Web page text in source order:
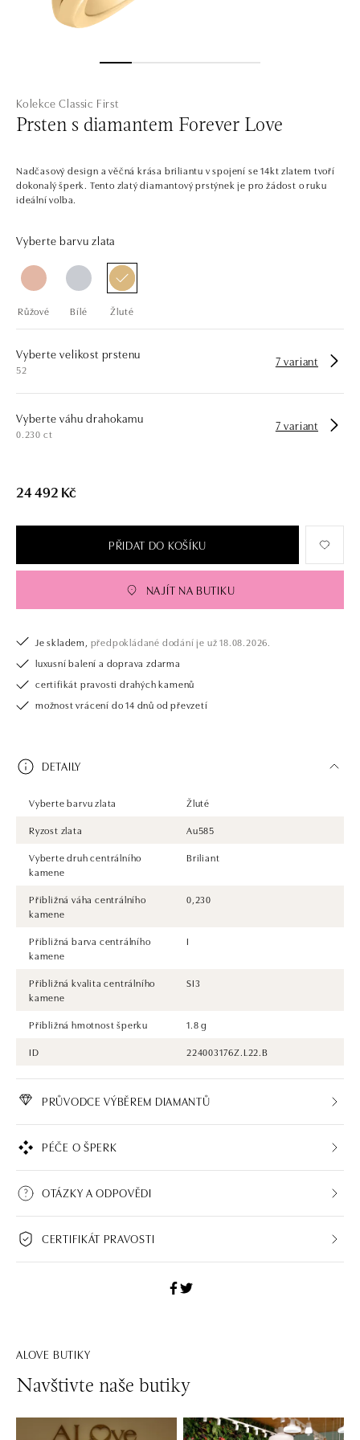
Kolekce Classic First
Prsten s diamantem Forever Love
Nadčasový design a věčná krása briliantu v spojení se 14kt zlatem tvoří
dokonalý šperk. Tento zlatý diamantový prstýnek je pro žádost o ruku
ideální volba.
Vyberte barvu zlata
Růžové Bílé Žluté
Vyberte velikost prstenu
52
7 variant
Vyberte váhu drahokamu
0.230 ct
7 variant
24 492 Kč
PŘIDAT DO KOŠÍKU
NAJÍT NA BUTIKU
Je skladem, předpokládané dodání je už 18.08.2026.
luxusní balení a doprava zdarma
certifikát pravosti drahých kamenů
možnost vrácení do 14 dnů od převzetí
DETAILY
Vyberte barvu zlata
Žluté
Ryzost zlata
Au585
Vyberte druh centrálního
kamene
Briliant
Přibližná váha centrálního
kamene
0,230
Přibližná barva centrálního
kamene
I
Přibližná kvalita centrálního
kamene
SI3
Přibližná hmotnost šperku
1.8 g
ID
224003176Z.L22.B
PRŮVODCE VÝBĚREM DIAMANTŮ
PÉČE O ŠPERK
OTÁZKY A ODPOVĚDI
CERTIFIKÁT PRAVOSTI
ALOVE BUTIKY
Navštivte naše butiky